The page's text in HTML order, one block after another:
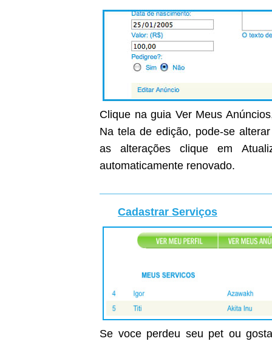
Clique na guia Ver Meus
Na tela de edição, pode-se
as alterações clique em
automaticamente renovado.
Cadastrar Serviços
Se voce perdeu seu pet ou